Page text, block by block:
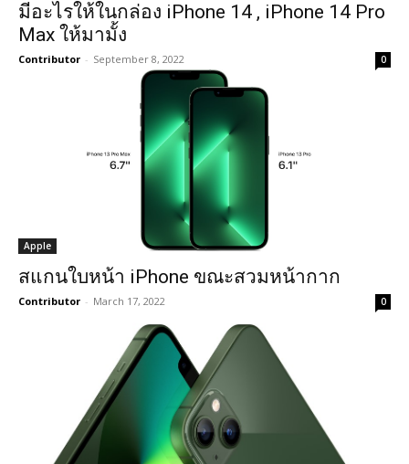
มีอะไรให้ในกล่อง iPhone 14 , iPhone 14 Pro
Max ให้มามั้ง
Contributor - September 8, 2022 0
Apple
สแกนใบหน้า iPhone ขณะสวมหน้ากาก
Contributor - March 17, 2022 0